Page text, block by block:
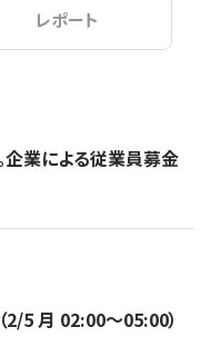
レポート
業による従業員募金
2/5 月 02:00〜05:00）